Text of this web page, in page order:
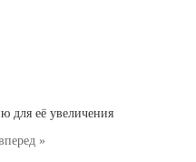
»
для её увеличения